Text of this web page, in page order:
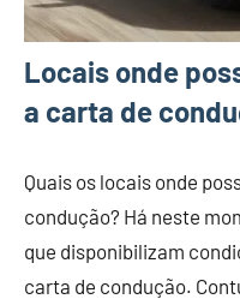
Locais onde
a carta de
Quais os locais onde
condução? Há neste
que disponibilizam
carta de condução.